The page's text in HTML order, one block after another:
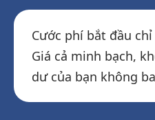
Cước phí bắt đầu
Giá cả minh bạch,
dư của bạn không